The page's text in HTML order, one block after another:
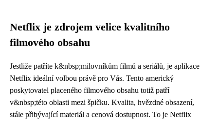
Netflix je zdrojem velice kvalitního
filmového obsahu
Jestliže patříte k&nbsp;milovníkům filmů a seriálů, je aplikace
Netflix ideální volbou právě pro Vás. Tento americký
poskytovatel placeného filmového obsahu totiž patří
v&nbsp;této oblasti mezi špičku. Kvalita, hvězdné obsazení,
stále přibývající materiál a cenová dostupnost. To je Netflix